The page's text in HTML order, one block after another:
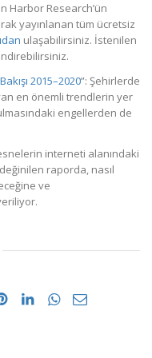
Harbor Research’ün
yayınlanan tüm ücretsiz
ulaşabilirsiniz. İstenilen
2015–2020”: Şehirlerde
en önemli trendlerin yer
engellerden de
interneti alanındaki
raporda, nasıl
ve